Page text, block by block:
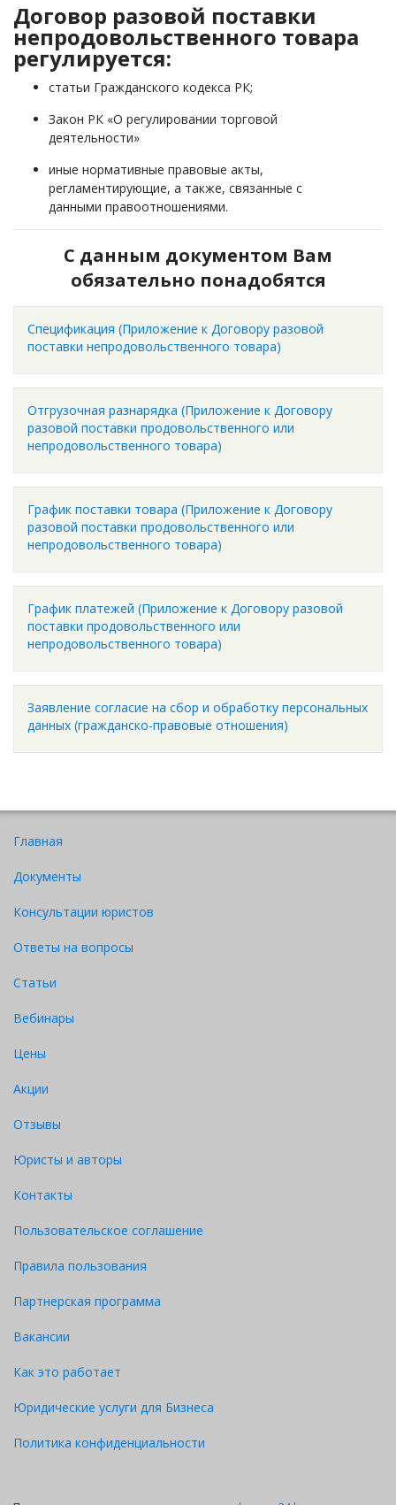
Договор разовой поставки
непродовольственного товара
регулируется:
статьи Гражданского кодекса РК;
Закон РК «О регулировании торговой
деятельности»
иные нормативные правовые акты,
регламентирующие, а также, связанные с
данными правоотношениями.
С данным документом Вам
обязательно понадобятся
Спецификация (Приложение к Договору разовой
поставки непродовольственного товара)
Отгрузочная разнарядка (Приложение к Договору
разовой поставки продовольственного или
непродовольственного товара)
График поставки товара (Приложение к Договору
разовой поставки продовольственного или
непродовольственного товара)
График платежей (Приложение к Договору разовой
поставки продовольственного или
непродовольственного товара)
Заявление согласие на сбор и обработку персональных
данных (гражданско-правовые отношения)
Главная
Документы
Консультации юристов
Ответы на вопросы
Статьи
Вебинары
Цены
Акции
Отзывы
Юристы и авторы
Контакты
Пользовательское соглашение
Правила пользования
Партнерская программа
Вакансии
Как это работает
Юридические услуги для Бизнеса
Политика конфиденциальности